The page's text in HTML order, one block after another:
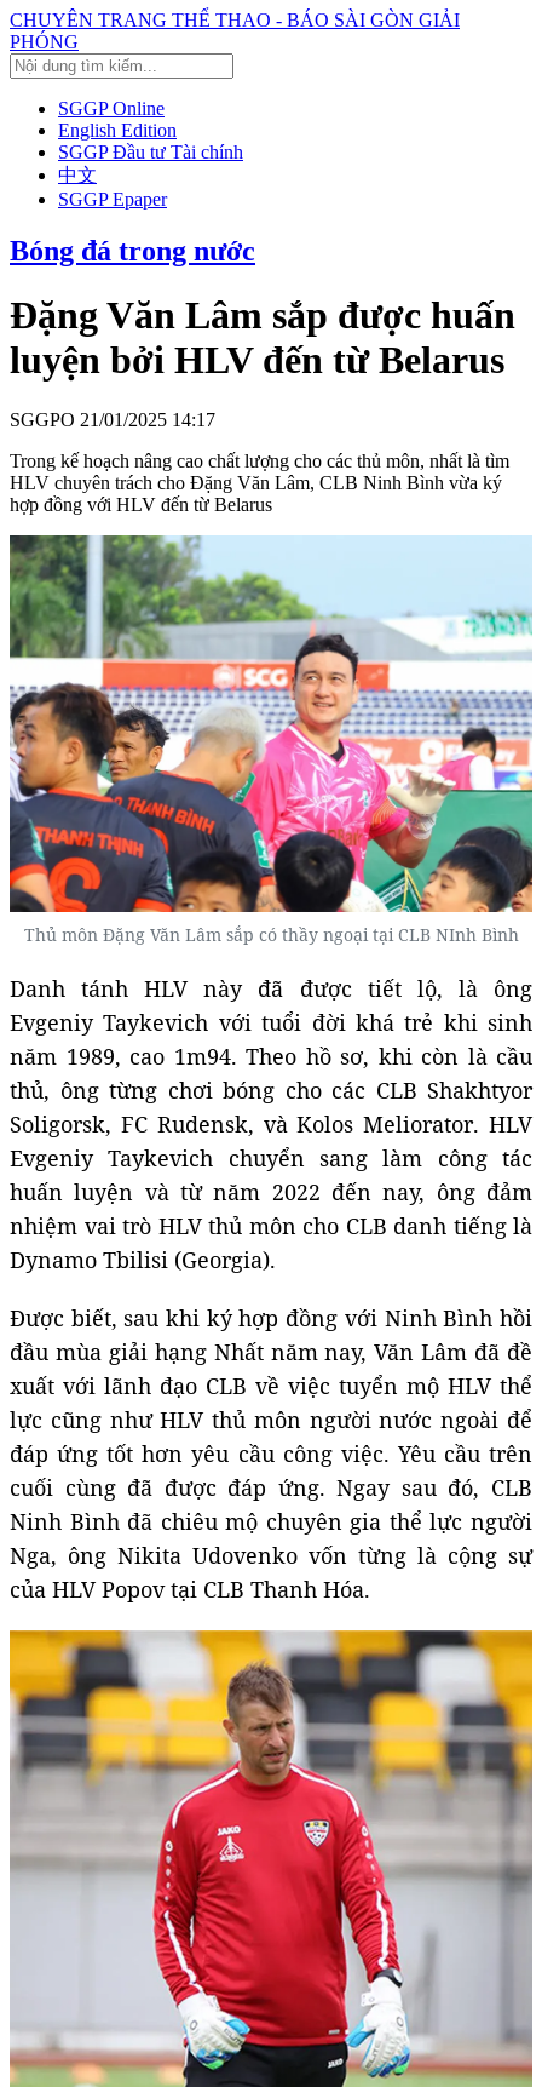
CHUYÊN TRANG THỂ THAO - BÁO SÀI GÒN GIẢI
PHÓNG
SGGP Online
English Edition
SGGP Đầu tư Tài chính
中文
SGGP Epaper
Bóng đá trong nước
Đặng Văn Lâm sắp được huấn
luyện bởi HLV đến từ Belarus
SGGPO 21/01/2025 14:17
Trong kế hoạch nâng cao chất lượng cho các thủ môn, nhất là tìm
HLV chuyên trách cho Đặng Văn Lâm, CLB Ninh Bình vừa ký
hợp đồng với HLV đến từ Belarus
Thủ môn Đặng Văn Lâm sắp có thầy ngoại tại CLB NInh Bình
Danh tánh HLV này đã được tiết lộ, là ông
Evgeniy Taykevich với tuổi đời khá trẻ khi sinh
năm 1989, cao 1m94. Theo hồ sơ, khi còn là cầu
thủ, ông từng chơi bóng cho các CLB Shakhtyor
Soligorsk, FC Rudensk, và Kolos Meliorator. HLV
Evgeniy Taykevich chuyển sang làm công tác
huấn luyện và từ năm 2022 đến nay, ông đảm
nhiệm vai trò HLV thủ môn cho CLB danh tiếng là
Dynamo Tbilisi (Georgia).
Được biết, sau khi ký hợp đồng với Ninh Bình hồi
đầu mùa giải hạng Nhất năm nay, Văn Lâm đã đề
xuất với lãnh đạo CLB về việc tuyển mộ HLV thể
lực cũng như HLV thủ môn người nước ngoài để
đáp ứng tốt hơn yêu cầu công việc. Yêu cầu trên
cuối cùng đã được đáp ứng. Ngay sau đó, CLB
Ninh Bình đã chiêu mộ chuyên gia thể lực người
Nga, ông Nikita Udovenko vốn từng là cộng sự
của HLV Popov tại CLB Thanh Hóa.